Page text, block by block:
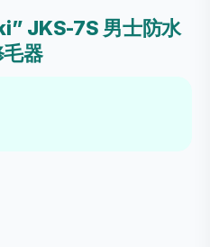
JKS-7S 男士防水
器